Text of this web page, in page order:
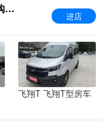
石家庄舒旅房车汇（高价收购二手房车）
进店
飞翔T 飞翔T型房车